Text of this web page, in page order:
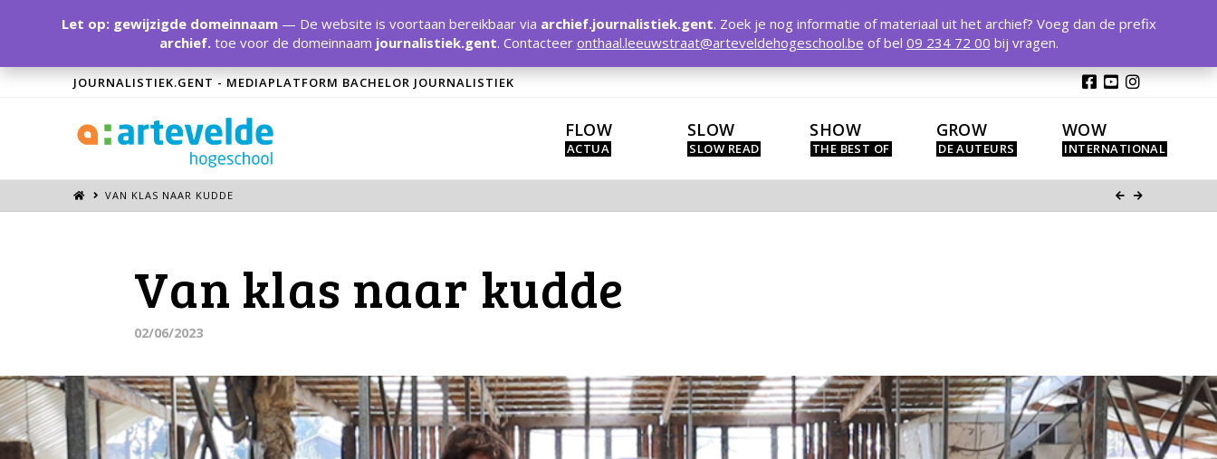
JOURNALISTIEK.GENT - MEDIAPLATFORM BACHELOR JOURNALISTIEK
FLOW SLOW SHOW GROW WOW
VAN KLAS NAAR KUDDE
Van klas naar kudde
02/06/2023
Let op: gewijzigde domeinnaam— De website is voortaan bereikbaar via archief.journalistiek.gent. Zoek je nog informatie of materiaal uit het archief? Voeg dan de prefix
archief.toe voor de domeinnaam journalistiek.gent. Contacteer onthaal.leeuwstraat@arteveldehogeschool.be of bel 09 234 72 00 bij vragen.